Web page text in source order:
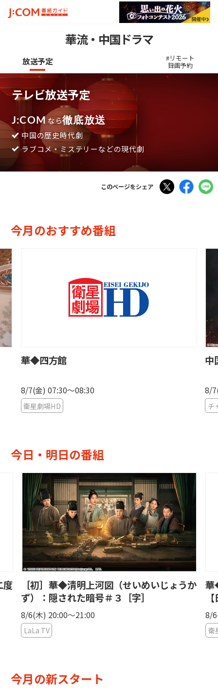
華流・中国ドラマ
放送予定 #リモート
録画予約
テレビ放送予定
J:COM なら徹底放送
中国の歴史時代劇
ラブコメ・ミステリーなどの現代劇
このページをシェア Tweet
今月のおすすめ番組
華◆四方館
8/7(金) 07:30〜08:30
衛星劇場HD
中
8/
チ
今日・明日の番組
度
［初］華◆清明上河図（せいめいじょうか
ず）：隠された暗号＃３［字］
8/6(木) 20:00〜21:00
LaLa TV
華
8/
衛
今月の新スタート